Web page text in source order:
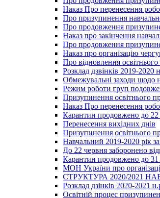
Наказ Про перенесення
Про призупинення
Про продовження
Наказ про закінчення
Про продовження
Наказ про організацію
Про відновлення
Розклад дзвінків 2019-2020
Обмежувальні заходи щодо
Режим роботи груп
Призупинення освітнього
Наказ Про перенесення
Карантин продовжено до 22
Перенесення вихідних днів
Призупинення освітнього
Навчальний 2019-2020 рік
До 22 червня заборонено
Карантин продовжено до
МОН України про
СТРУКТУРА 2020/2021
Розклад дзінків 2020-2021
Освітній процес